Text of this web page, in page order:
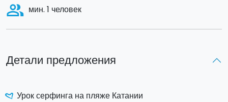
Детали предложения
Урок серфинга на пляже Катании
people_alt мин. 1 человек